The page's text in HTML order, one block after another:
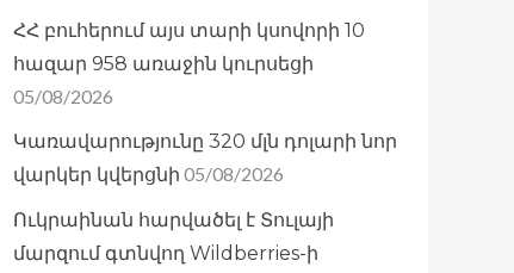
ՀՀ բուհերում այս տարի կսովորի 10
հազար 958 առաջին կուրսեցի
05/08/2026
Կառավարությունը 320 մլն դոլարի նոր
վարկեր կվերցնի 05/08/2026
Ուկրաինան հարվածել է Տուլայի
մարզում գտնվող Wildberries-ի